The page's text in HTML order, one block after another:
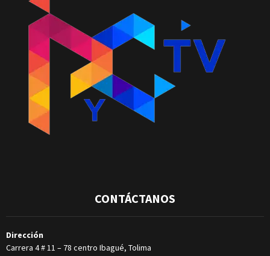
CONTÁCTANOS
Dirección
Carrera 4 # 11 – 78 centro Ibagué, Tolima